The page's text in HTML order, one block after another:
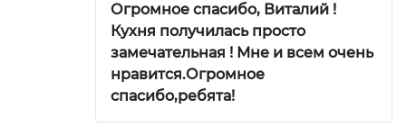
Огромное спасибо, Виталий !
Кухня получилась просто
замечательная ! Мне и всем очень
нравится.Огромное
спасибо,ребята!